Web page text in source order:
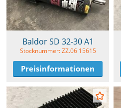
Baldor SD 32-30 A1
Stocknummer: ZZ.06 15615
Preisinformationen